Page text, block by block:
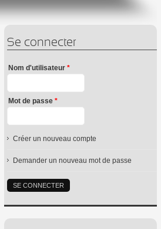
Se connecter
Nom d'utilisateur *
Mot de passe *
Créer un nouveau compte
Demander un nouveau mot de passe